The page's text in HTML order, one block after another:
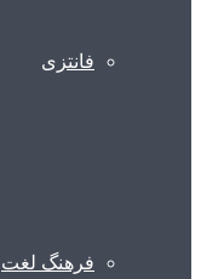
فانتزی
فرهنگ لغت